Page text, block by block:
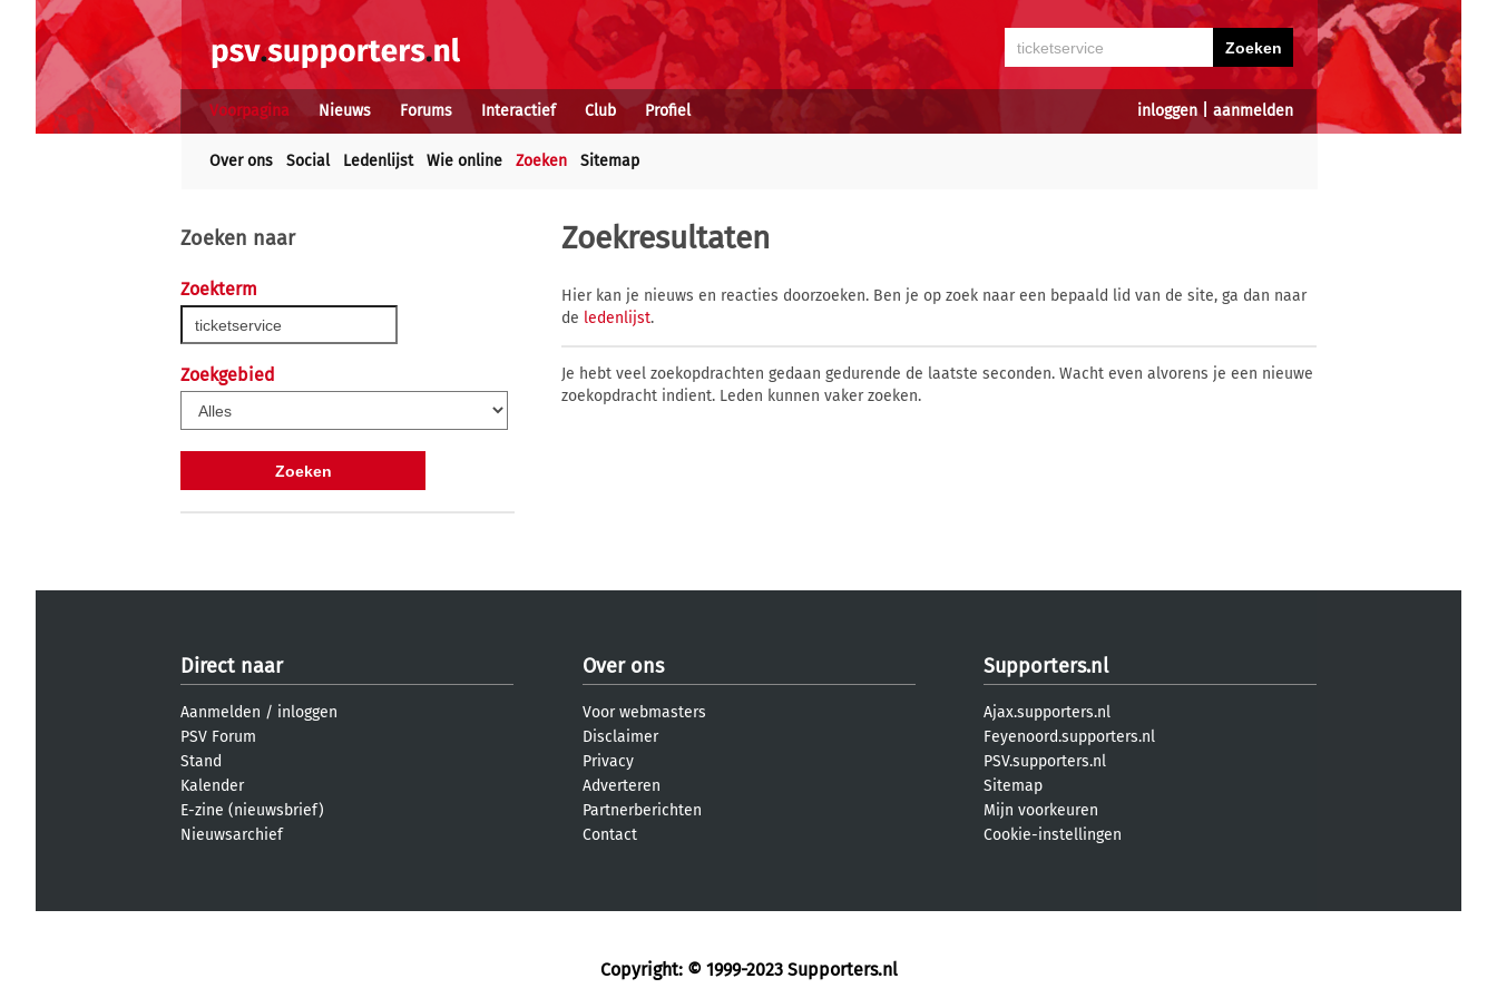
inloggen| aanmelden
Voorpagina Nieuws Forums Interactief Club Profiel
Over ons Social Ledenlijst Wie online Zoeken Sitemap
Zoeken naar
Zoekterm
Zoekgebied
Zoekresultaten
Hier kan je nieuws en reacties doorzoeken. Ben je op zoek naar een bepaald lid van de site, ga dan naar
de ledenlijst.
Je hebt veel zoekopdrachten gedaan gedurende de laatste seconden. Wacht even alvorens je een nieuwe
zoekopdracht indient. Leden kunnen vaker zoeken.
Direct naar
Aanmelden / inloggen
PSV Forum
Stand
Kalender
E-zine (nieuwsbrief)
Nieuwsarchief
Over ons
Voor webmasters
Disclaimer
Privacy
Adverteren
Partnerberichten
Contact
Supporters.nl
Ajax.supporters.nl
Feyenoord.supporters.nl
PSV.supporters.nl
Sitemap
Mijn voorkeuren
Cookie-instellingen
Copyright: © 1999-2023 Supporters.nl